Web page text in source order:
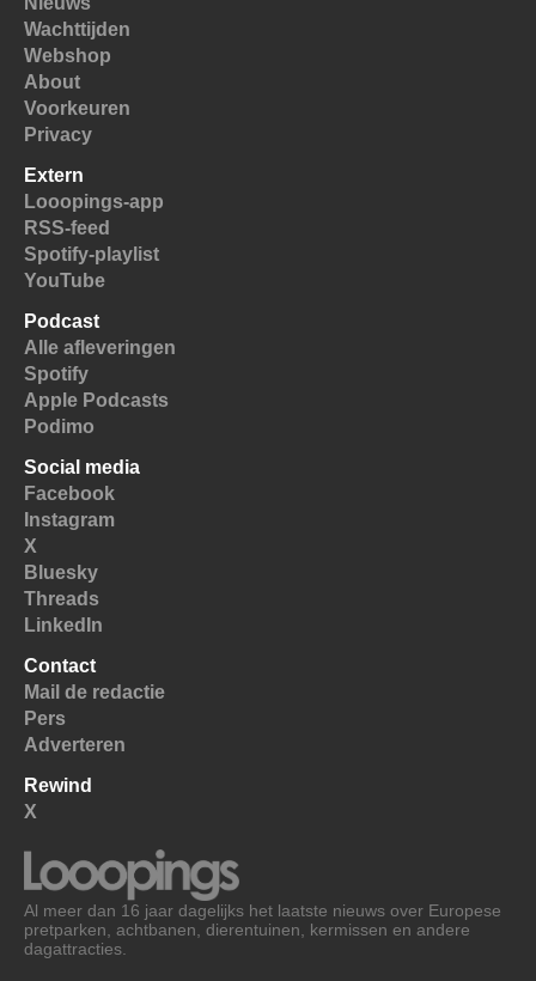
Wachttijden
Webshop
About
Voorkeuren
Privacy
Extern
Looopings-app
RSS-feed
Spotify-playlist
YouTube
Podcast
Alle afleveringen
Spotify
Apple Podcasts
Podimo
Social media
Facebook
Instagram
X
Bluesky
Threads
LinkedIn
Contact
Mail de redactie
Pers
Adverteren
Rewind
X
Al meer dan 16 jaar dagelijks het laatste nieuws over Europese
pretparken, achtbanen, dierentuinen, kermissen en andere
dagattracties.